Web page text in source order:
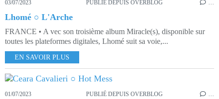
03/07/2023 PUBLIÉ DEPUIS OVERBLOG …
Lhomé ○ L'Arche
FRANCE • A vec son troisième album Miracle(s), disponible sur
toutes les plateformes digitales, Lhomé suit sa voie,...
EN SAVOIR PLUS
01/07/2023 PUBLIÉ DEPUIS OVERBLOG …